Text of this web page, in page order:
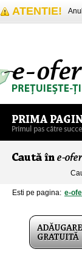
ATENTIE!
Esti pe pagina: e-